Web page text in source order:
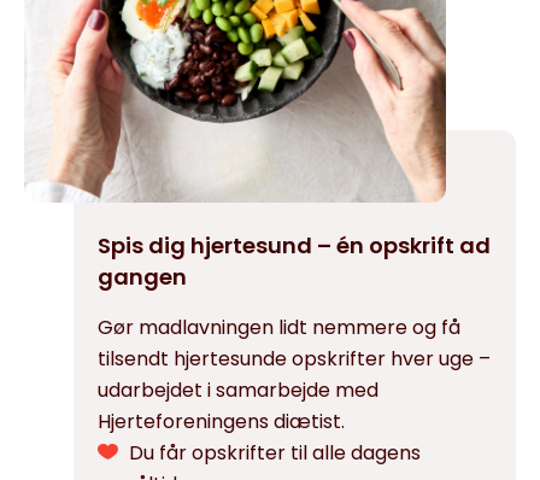
Spis dig hjertesund – én opskrift ad
gangen
Gør madlavningen lidt nemmere og få
tilsendt hjertesunde opskrifter hver uge –
udarbejdet i samarbejde med
Hjerteforeningens diætist.
Du får opskrifter til alle dagens